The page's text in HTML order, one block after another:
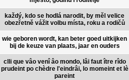
každý, kdo se hodlá narodit, by měl velice
obezřetně vážit volbu místa, roku a rodičů
wie geboren wordt, kan beter goed uitkijken
bij de keuze van plaats, jaar en ouders
clli que vâo venî âo mondo, lâi faut ître rîdo
prudeint po chèdre l'eindrâi, lo momeint et lè
pareint